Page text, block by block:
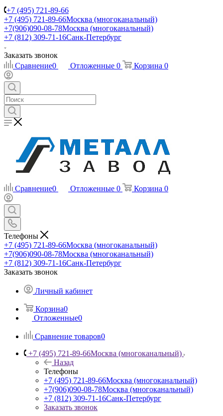
+7 (495) 721-89-66
+7 (495) 721-89-66Москва (многоканальный)
+7(906)090-08-78Москва (многоканальный)
+7 (812) 309-71-16Санк-Петербург
Заказать звонок
Сравнение0 Отложенные 0 Корзина 0
Сравнение0 Отложенные 0 Корзина 0
Телефоны
+7 (495) 721-89-66Москва (многоканальный)
+7(906)090-08-78Москва (многоканальный)
+7 (812) 309-71-16Санк-Петербург
Заказать звонок
Личный кабинет
Корзина0
Отложенные0
Сравнение товаров0
+7 (495) 721-89-66Москва (многоканальный)
Назад
Телефоны
+7 (495) 721-89-66Москва (многоканальный)
+7(906)090-08-78Москва (многоканальный)
+7 (812) 309-71-16Санк-Петербург
Заказать звонок